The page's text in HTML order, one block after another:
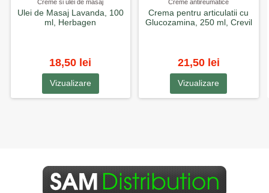
Creme si ulei de masaj
Ulei de Masaj Lavanda, 100
ml, Herbagen
18,50 lei
Vizualizare
Creme antireumatice
Crema pentru articulatii cu
Glucozamina, 250 ml, Crevil
21,50 lei
Vizualizare